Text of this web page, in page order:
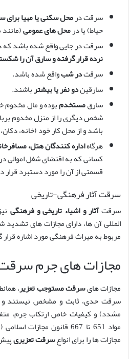
سرقت درمحل سکنی یا مهیا برای
حیاط) یا درمحل های عمومی
سرقت در جایی واقع شده باشد
نرده قرار گرفته و سارق آن را
سرقتدر شبواقع شده باشد.
سارقیندو نفر یا بیشترباشند.
سارقمستخدمبوده و مال مخدوم
شخص دیگری را از منزل مخدوم
باشد و از محل کار خود (خانه،
هرگاهاداره کنندگان هتل،
کسانی که به اقتضای شغل اموالی
قسمتی از آن را مورد دستبرد قرار
سرقت آثار فرهنگی-تاریخی
سرقتآثار و اشیاء تاریخی و فرهنگی
المللی آن ها، دارای مجازات های
مربوط به میراث فرهنگی مورد اشاره قرار
مجازات های جرم
مجازات هایسرقت مستوجب تعزیر،
سرقت حدی، ثابت و مشخص نیستند و
مشدد) و کیفیات خاص ارتکاب جرم،
مواد 651 تا 667 قانون
مجازات ها را برای انواعسرقت تعزیری